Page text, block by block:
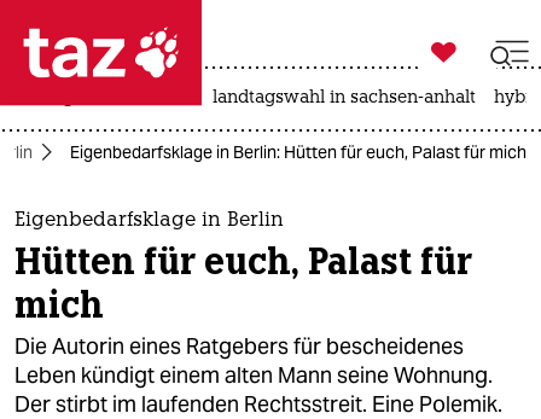
 taz zahl ich
taz zahl ich
themen
politik
öko
gesellschaft

taz zahl ich
landtagswahl in sachsen-anhalt
Eigenbedarfsklage in Berlin: Hütten für euch, Palast für mich
Eigenbedarfsklage in Berlin
Hütten für euch, Palast für
mich
Die Autorin eines Ratgebers für bescheidenes
Leben kündigt einem alten Mann seine Wohnung.
Der stirbt im laufenden Rechtsstreit. Eine Polemik.